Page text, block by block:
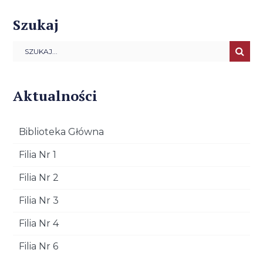
Szukaj
Aktualności
Biblioteka Główna
Filia Nr 1
Filia Nr 2
Filia Nr 3
Filia Nr 4
Filia Nr 6